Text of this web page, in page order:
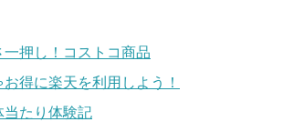
一押し！コストコ商品
得に楽天を利用しよう！
当たり体験記